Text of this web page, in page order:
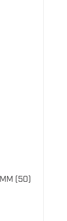
(50)